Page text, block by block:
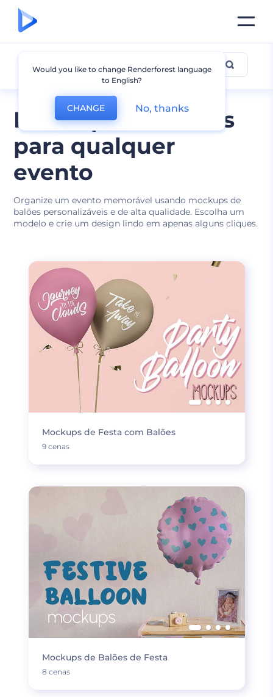
Mockups de balões
para qualquer
evento
Organize um evento memorável usando mockups de
balões personalizáveis e de alta qualidade. Escolha um
modelo e crie um design lindo em apenas alguns cliques.
Mockup de Balão
Mockups de Festa com Balões
9 cenas
Mockups de Balões de Festa
8 cenas
Would you like to change Renderforest language
to English?
CHANGE No, thanks